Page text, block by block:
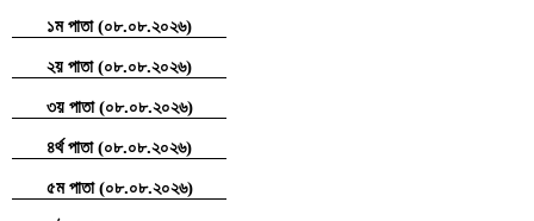
১ম পাতা (০৮.০৮.২০২৬)
২য় পাতা (০৮.০৮.২০২৬)
৩য় পাতা (০৮.০৮.২০২৬)
৪র্থ পাতা (০৮.০৮.২০২৬)
৫ম পাতা (০৮.০৮.২০২৬)